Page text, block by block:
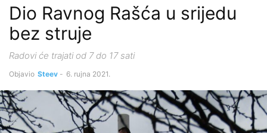
Dio Ravnog Rašća u srijedu
bez struje
Radovi će trajati od 7 do 17 sati
Objavio Steev - 6. rujna 2021.